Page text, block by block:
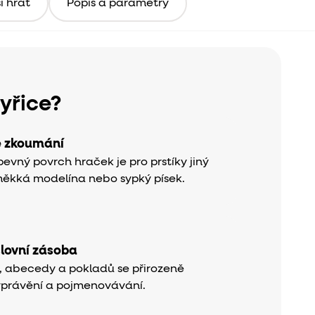
hrát Popis a parametry
zkoumání
povrch hraček je pro prstíky jiný
modelína nebo sypký písek.
zásoba
abecedy a pokladů se přirozeně
a pojmenovávání.